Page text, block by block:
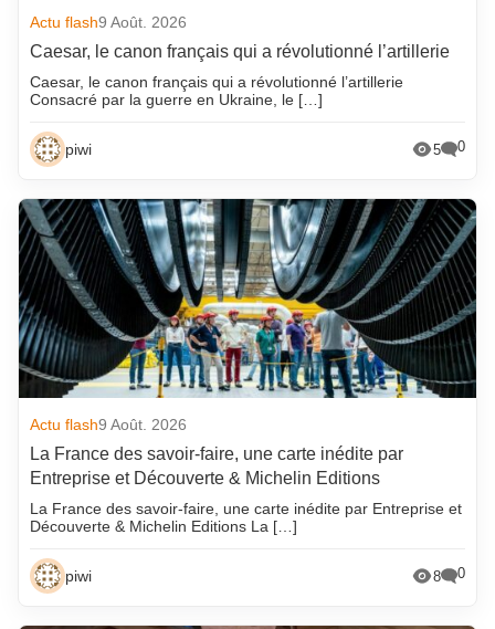
Actu flash9 Août. 2026
Caesar, le canon français qui a révolutionné l’artillerie
Caesar, le canon français qui a révolutionné l’artillerie
Consacré par la guerre en Ukraine, le […]
piwi 5 0
Actu flash9 Août. 2026
La France des savoir-faire, une carte inédite par
Entreprise et Découverte & Michelin Editions
La France des savoir-faire, une carte inédite par Entreprise et
Découverte & Michelin Editions La […]
piwi 8 0